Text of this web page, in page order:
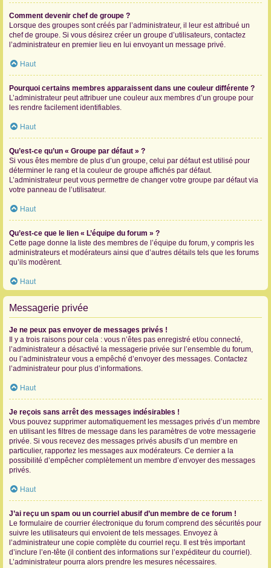
Comment devenir chef de groupe ?
Lorsque des groupes sont créés par l’administrateur, il leur est attribué un
chef de groupe. Si vous désirez créer un groupe d’utilisateurs, contactez
l’administrateur en premier lieu en lui envoyant un message privé.
Haut
Pourquoi certains membres apparaissent dans une couleur différente ?
L’administrateur peut attribuer une couleur aux membres d’un groupe pour
les rendre facilement identifiables.
Haut
Qu’est-ce qu’un « Groupe par défaut » ?
Si vous êtes membre de plus d’un groupe, celui par défaut est utilisé pour
déterminer le rang et la couleur de groupe affichés par défaut.
L’administrateur peut vous permettre de changer votre groupe par défaut via
votre panneau de l’utilisateur.
Haut
Qu’est-ce que le lien « L’équipe du forum » ?
Cette page donne la liste des membres de l’équipe du forum, y compris les
administrateurs et modérateurs ainsi que d’autres détails tels que les forums
qu’ils modèrent.
Haut
Messagerie privée
Je ne peux pas envoyer de messages privés !
Il y a trois raisons pour cela : vous n’êtes pas enregistré et/ou connecté,
l’administrateur a désactivé la messagerie privée sur l’ensemble du forum,
ou l’administrateur vous a empêché d’envoyer des messages. Contactez
l’administrateur pour plus d’informations.
Haut
Je reçois sans arrêt des messages indésirables !
Vous pouvez supprimer automatiquement les messages privés d’un membre
en utilisant les filtres de message dans les paramètres de votre messagerie
privée. Si vous recevez des messages privés abusifs d’un membre en
particulier, rapportez les messages aux modérateurs. Ce dernier a la
possibilité d’empêcher complètement un membre d’envoyer des messages
privés.
Haut
J’ai reçu un spam ou un courriel abusif d’un membre de ce forum !
Le formulaire de courrier électronique du forum comprend des sécurités pour
suivre les utilisateurs qui envoient de tels messages. Envoyez à
l’administrateur une copie complète du courriel reçu. Il est très important
d’inclure l’en-tête (il contient des informations sur l’expéditeur du courriel).
L’administrateur pourra alors prendre les mesures nécessaires.